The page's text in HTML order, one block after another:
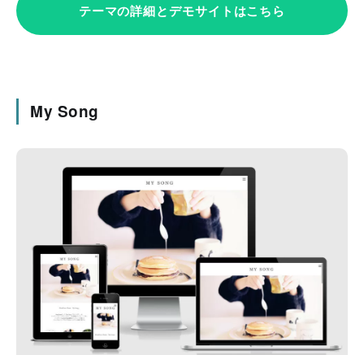
テーマの詳細とデモサイトはこちら
My Song